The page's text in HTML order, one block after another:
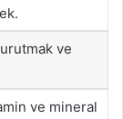
ve
ve mineral